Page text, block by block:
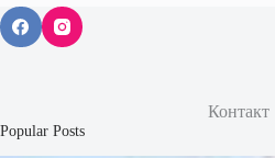
Контакт
Popular Posts